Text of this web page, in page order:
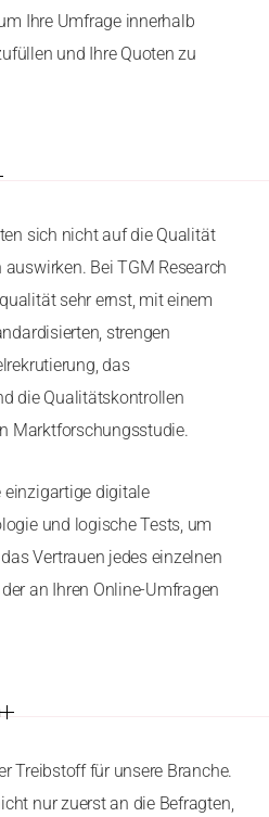
Ihre Umfrage innerhalb
und Ihre Quoten zu
sich nicht auf die Qualität
Bei TGM Research
sehr ernst, mit einem
strengen
das
die Qualitätskontrollen
Marktforschungsstudie.
einzigartige digitale
und logische Tests, um
Vertrauen jedes einzelnen
an Ihren Online-Umfragen
Treibstoff für unsere Branche.
nur zuerst an die Befragten,